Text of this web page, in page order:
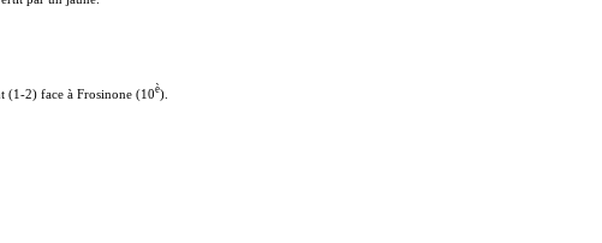
(1-2) face à Frosinone (10è).